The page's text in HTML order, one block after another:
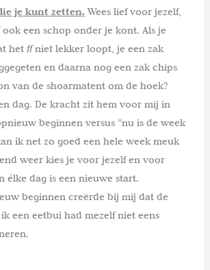
je kunt zetten. Wees lief voor jezelf,
ook een schop onder je kont. Als je
hetffniet lekker loopt, je een zak
en daarna nog een zak chips
van de shoarmatent om de hoek?
dag. De kracht zit hem voor mij in
beginnen versus “nu is de week
ik net zo goed een hele week meuk
weer kies je voor jezelf en voor
élke dag is een nieuwe start.
beginnen creërde bij mij dat de
een eetbui had mezelf niet eens